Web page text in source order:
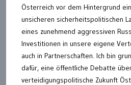
Österreich vor dem Hintergrund
unsicheren sicherheitspolitischen
eines zunehmend aggressiven
Investitionen in unsere eigene
auch in Partnerschaften. Ich bin
dafür, eine öffentliche Debatte
verteidigungspolitische Zukunft